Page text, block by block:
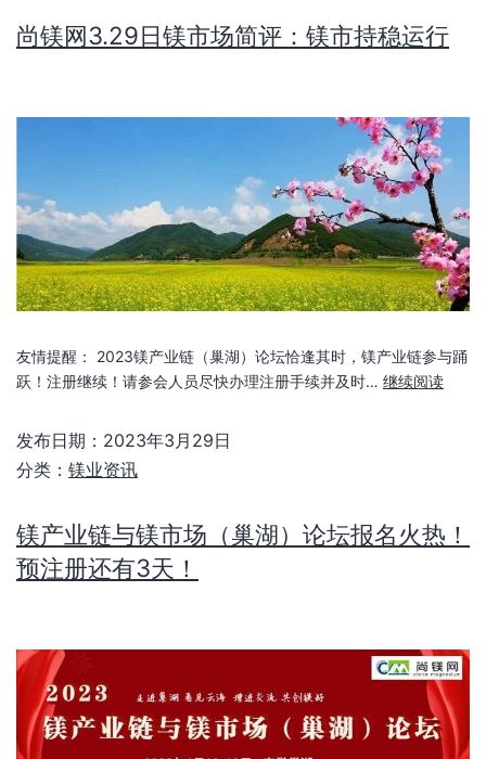
尚镁网3.29日镁市场简评：镁市持稳运行
友情提醒： 2023镁产业链（巢湖）论坛恰逢其时，镁产业链参与踊
跃！注册继续！请参会人员尽快办理注册手续并及时… 继续阅读
发布日期： 2023年3月29日
分类： 镁业资讯
镁产业链与镁市场（巢湖）论坛报名火热！
预注册还有3天！